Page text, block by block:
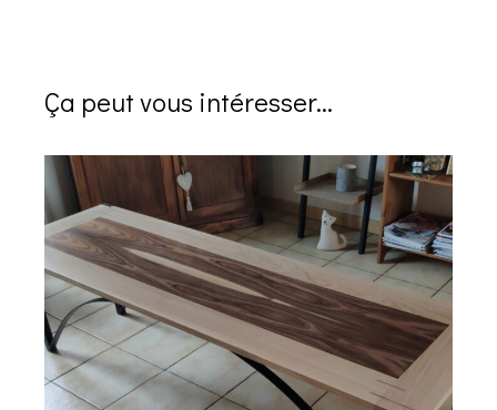
Ça peut vous intéresser...